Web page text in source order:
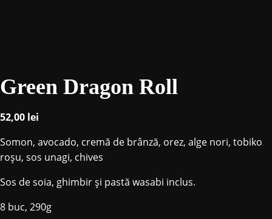
Green Dragon Roll
52,00 lei
Somon, avocado, cremă de brânză, orez, alge nori, tobiko
roșu, sos unagi, chives
Sos de soia, ghimbir și pastă wasabi inclus.
8 buc, 290g